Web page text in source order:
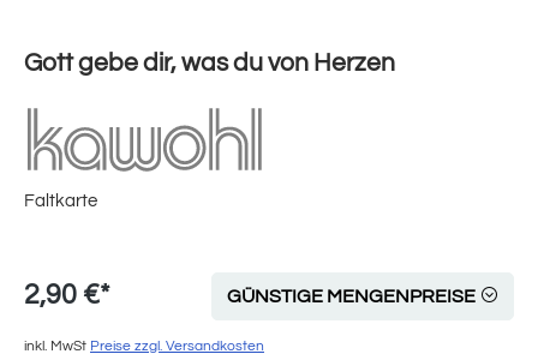
Gott gebe dir, was du von Herzen
Faltkarte
2,90 €* GÜNSTIGE MENGENPREISE
inkl. MwSt Preise zzgl. Versandkosten